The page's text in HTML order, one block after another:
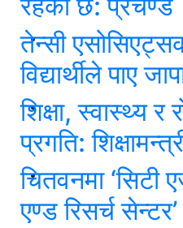
तेन्सी
विद्यार्थीले पाए
शिक्षा, स्वास्थ्य र
प्रगति:
चितवनमा
एण्ड रिसर्च